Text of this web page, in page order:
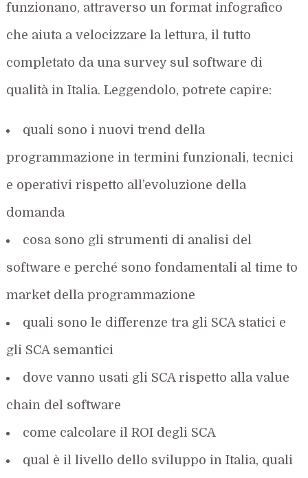
funzionano, attraverso un format infografico
che aiuta a velocizzare la lettura, il tutto
completato da una survey sul software di
qualità in Italia. Leggendolo, potrete capire:
quali sono i nuovi trend della
programmazione in termini funzionali, tecnici
e operativi rispetto all’evoluzione della
domanda
cosa sono gli strumenti di analisi del
software e perché sono fondamentali al time to
market della programmazione
quali sono le differenze tra gli SCA statici e
gli SCA semantici
dove vanno usati gli SCA rispetto alla value
chain del software
come calcolare il ROI degli SCA
qual è il livello dello sviluppo in Italia, quali